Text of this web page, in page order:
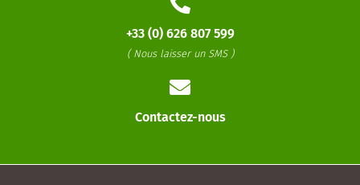
+33 (0) 626 807 599
( Nous laisser un SMS )
Contactez-nous